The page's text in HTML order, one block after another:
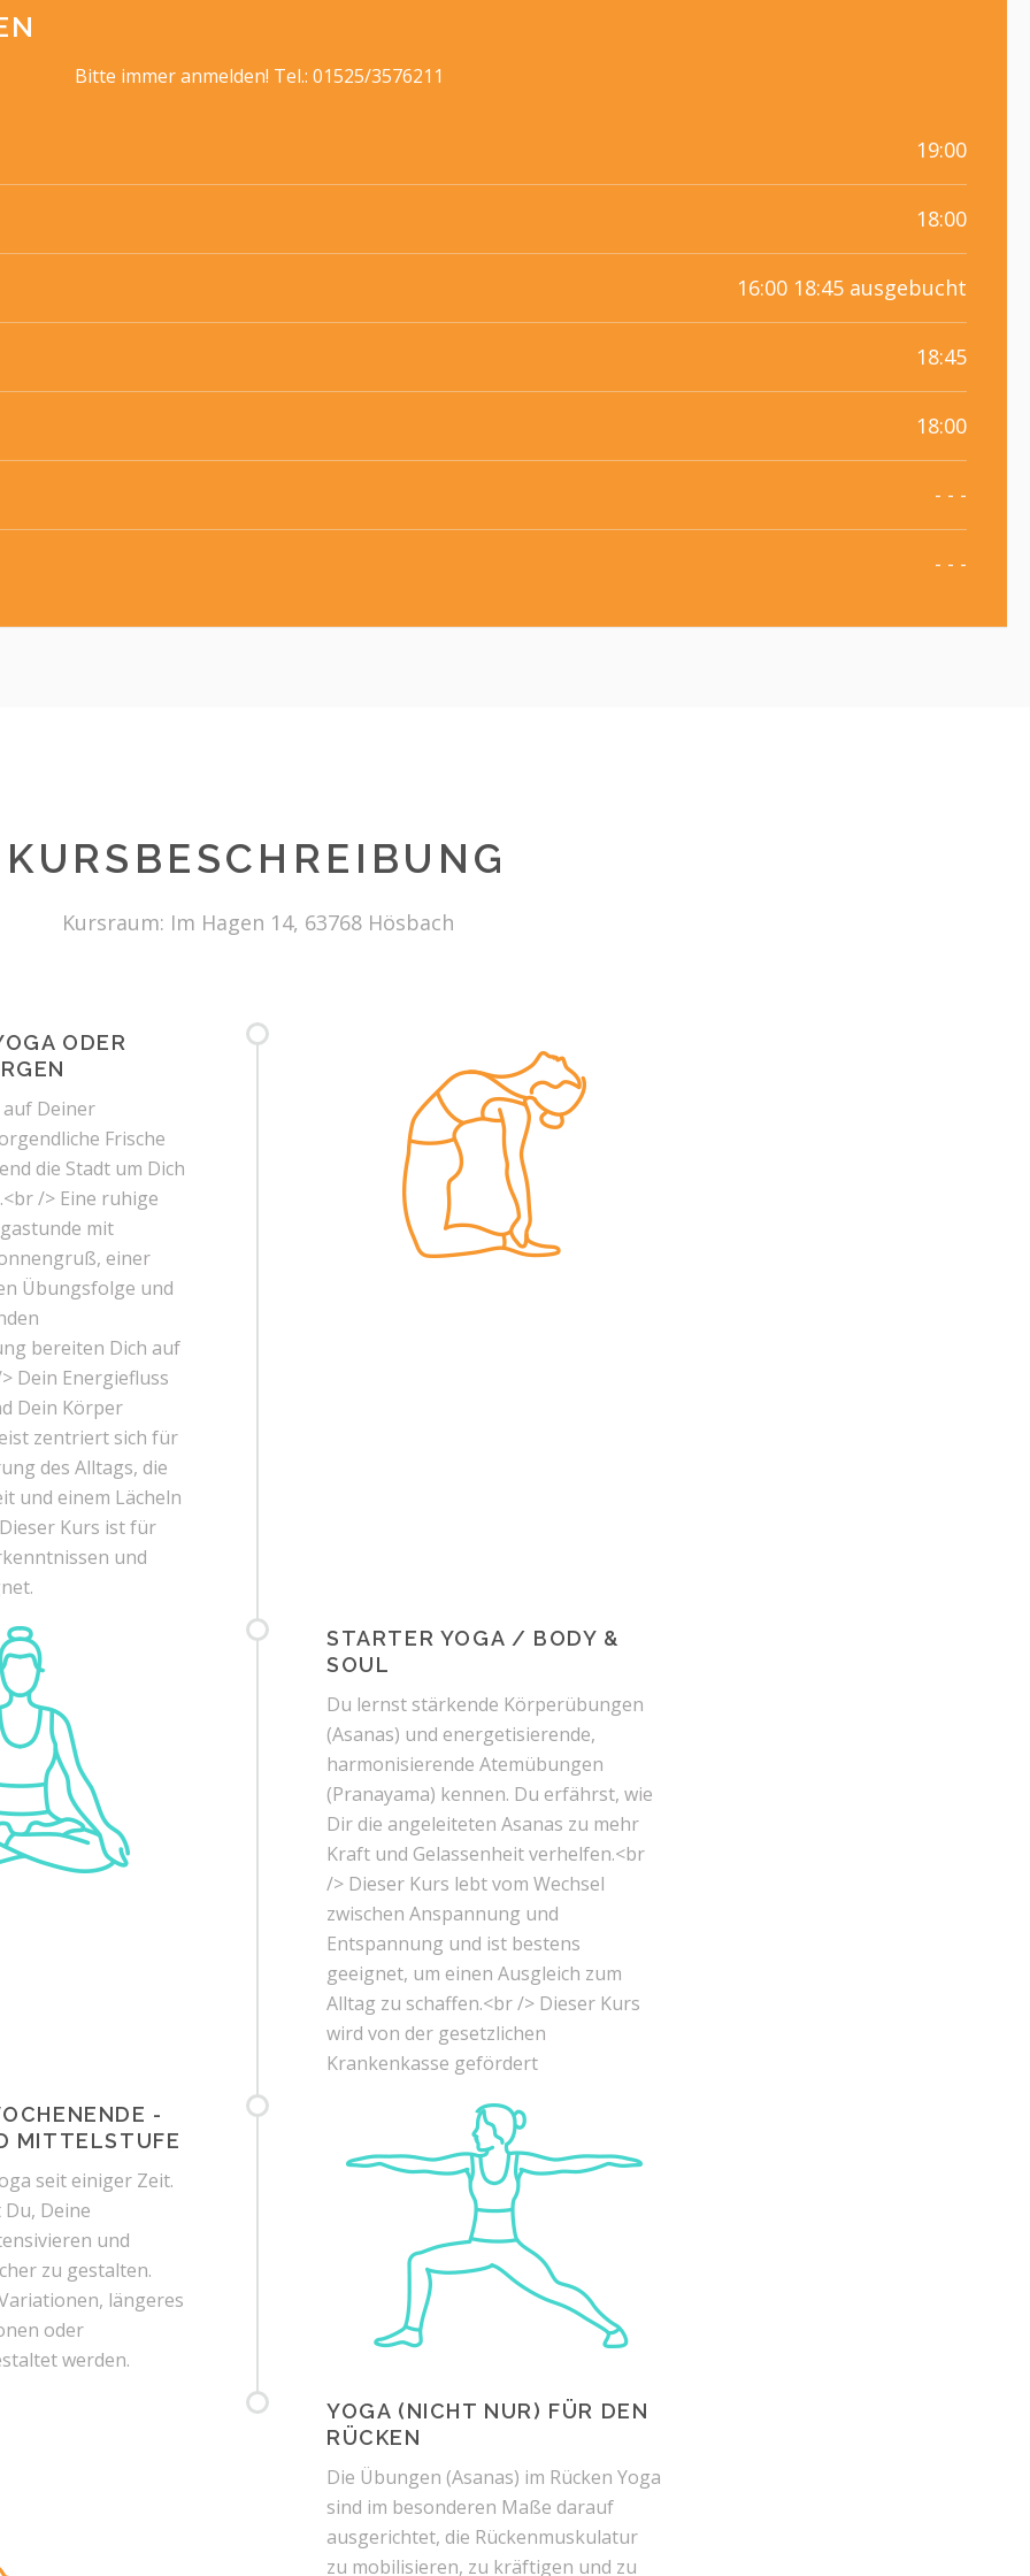
Bitte immer anmelden! Tel.: 01525/3576211
19:00
18:00
16:00 18:45 ausgebucht
18:45
18:00
- - -
- - -
KURSBESCHREIBUNG
Kursraum: Im Hagen 14, 63768 Hösbach
ODER
auf Deiner
Frische
die Stadt um Dich
/> Eine ruhige
mit
einer
Übungsfolge und
bereiten Dich auf
Dein Energiefluss
Dein Körper
zentriert sich für
des Alltags, die
und einem Lächeln
Kurs ist für
und
STARTER YOGA / BODY &
SOUL
Du lernst stärkende Körperübungen
(Asanas) und energetisierende,
harmonisierende Atemübungen
(Pranayama) kennen. Du erfährst, wie
Dir die angeleiteten Asanas zu mehr
Kraft und Gelassenheit verhelfen.<br
/> Dieser Kurs lebt vom Wechsel
zwischen Anspannung und
Entspannung und ist bestens
geeignet, um einen Ausgleich zum
Alltag zu schaffen.<br /> Dieser Kurs
wird von der gesetzlichen
Krankenkasse gefördert
-
MITTELSTUFE
seit einiger Zeit.
Deine
und
zu gestalten.
längeres
oder
werden.
YOGA (NICHT NUR) FÜR DEN
RÜCKEN
Die Übungen (Asanas) im Rücken Yoga
sind im besonderen Maße darauf
ausgerichtet, die Rückenmuskulatur
zu mobilisieren, zu kräftigen und zu